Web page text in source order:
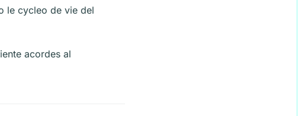
le cycleo de vie del
acordes al